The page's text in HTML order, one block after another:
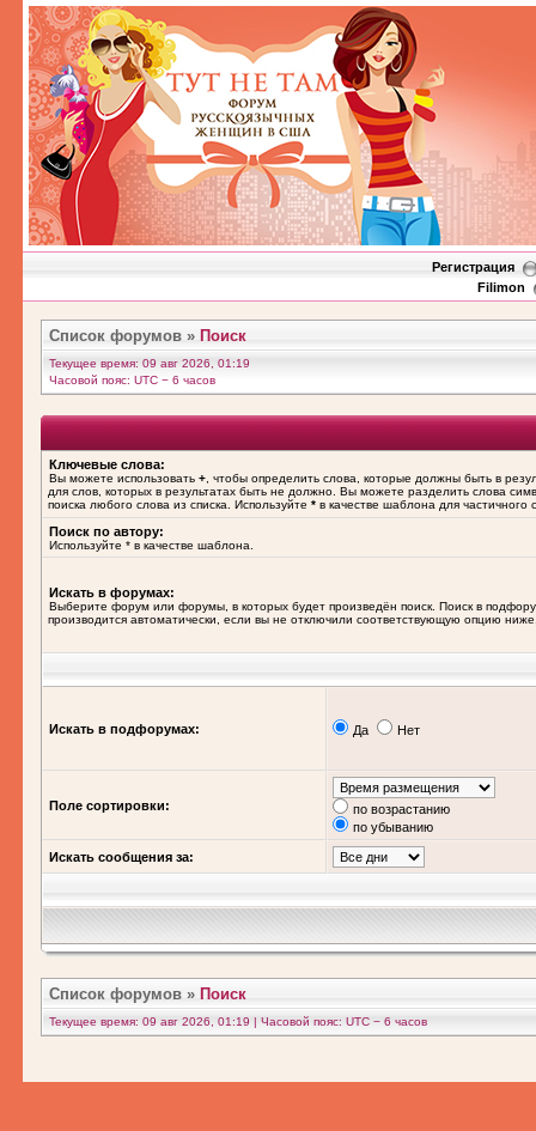
Регистрация
Filimon
Список форумов » Поиск
Текущее время: 09 авг 2026, 01:19
Часовой пояс: UTC − 6 часов
Ключевые слова:
Вы можете использовать + , чтобы определить слова, которые должны быть в
для слов, которых в результатах быть не должно. Вы можете разделить слова
поиска любого слова из списка. Используйте * в качестве шаблона для частичного
Поиск по автору:
Используйте * в качестве шаблона.
Искать в форумах:
Выберите форум или форумы, в которых будет произведён поиск. Поиск в
производится автоматически, если вы не отключили соответствующую опцию
Искать в подфорумах: Да Нет
Поле сортировки:
по возрастанию
по убыванию
Искать сообщения за:
Список форумов » Поиск
Текущее время: 09 авг 2026, 01:19 | Часовой пояс: UTC − 6 часов